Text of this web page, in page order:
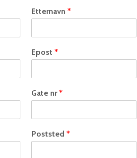
Etternavn *
Epost *
Gate nr*
Poststed *